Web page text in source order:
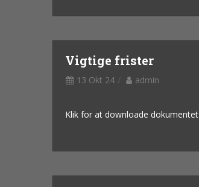
Vigtige frister
13 Okt 24 admin
Klik for at downloade dokumentet